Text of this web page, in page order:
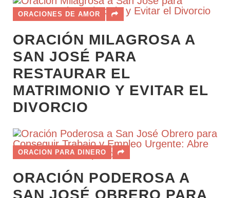
ORACIONES DE AMOR
ORACIÓN MILAGROSA A
SAN JOSÉ PARA
RESTAURAR EL
MATRIMONIO Y EVITAR EL
DIVORCIO
ORACION PARA DINERO
ORACIÓN PODEROSA A
SAN JOSÉ OBRERO PARA